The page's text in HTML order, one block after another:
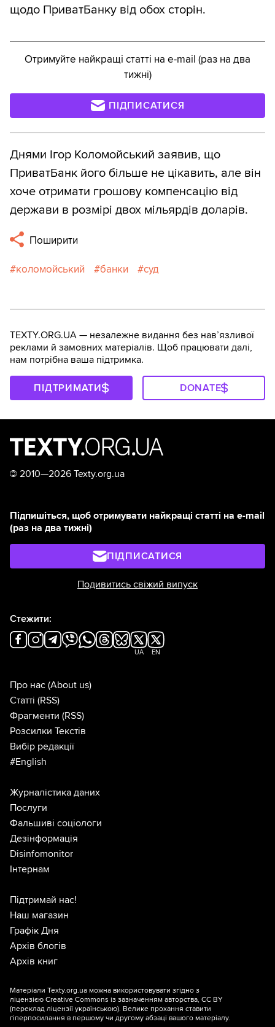
щодо ПриватБанку від обох сторін.
Отримуйте найкращі статті на e-mail (раз на два
тижні)
ПІДПИСАТИСЯ
Днями Ігор Коломойський заявив, що
ПриватБанк його більше не цікавить, але він
хоче отримати грошову компенсацію від
держави в розмірі двох мільярдів доларів.
Поширити
коломойський банки суд
TEXTY.ORG.UA — незалежне видання без навʼязливої
реклами й замовних матеріалів. Щоб працювати далі,
нам потрібна ваша підтримка.
ПІДТРИМАТИ DONATE
© 2010—2026 Texty.org.ua
Підпишіться, щоб отримувати найкращі статті на e-mail
(раз на два тижні)
ПІДПИСАТИСЯ
Подивитись свіжий випуск
Стежити:
UA EN
Про нас (About us)
Статті (RSS)
Фрагменти (RSS)
Розсилки Текстів
Вибір редакції
#English
Журналістика даних
Послуги
Фальшиві соціологи
Дезінформація
Disinfomonitor
Інтернам
Підтримай нас!
Наш магазин
Графік Дня
Архів блогів
Архів книг
Матеріали Texty.org.ua можна використовувати згідно з
ліцензією Creative Commons із зазначенням авторства, CC BY
(переклад ліцензії українською). Велике прохання ставити
гіперпосилання в першому чи другому абзаці вашого матеріалу.